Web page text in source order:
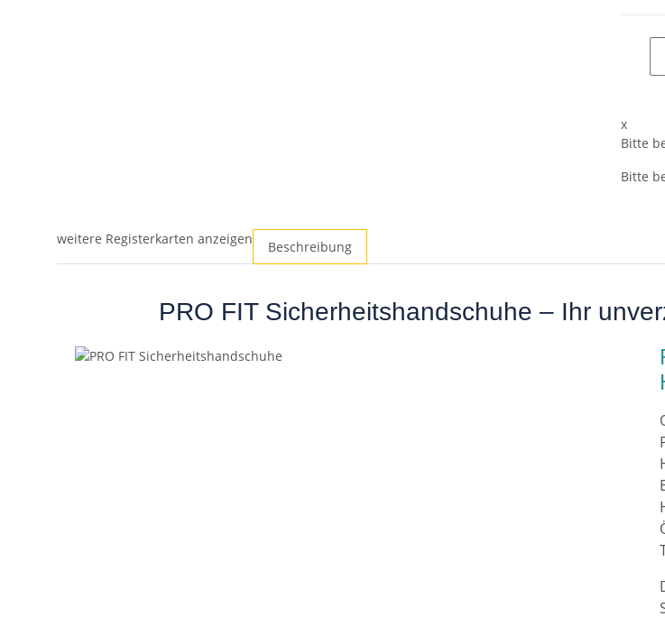
x
Bitte
Bitte
weitere Registerkarten anzeigen Beschreibung
PRO FIT Sicherheitshandschuhe – Ihr